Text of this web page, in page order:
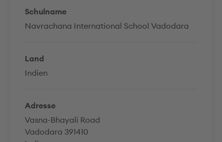
Schulname
Navrachana International School Vadodara
Land
Indien
Adresse
Vasna-Bhayali Road
Vadodara 391410